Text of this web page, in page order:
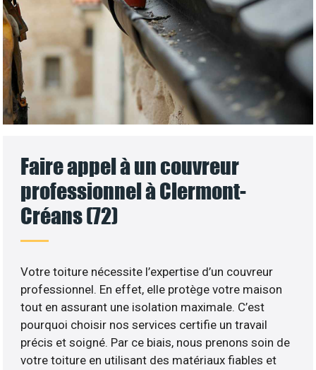
Faire appel à un couvreur
professionnel à Clermont-
Créans (72)
Votre toiture nécessite l’expertise d’un couvreur
professionnel. En effet, elle protège votre maison
tout en assurant une isolation maximale. C’est
pourquoi choisir nos services certifie un travail
précis et soigné. Par ce biais, nous prenons soin de
votre toiture en utilisant des matériaux fiables et